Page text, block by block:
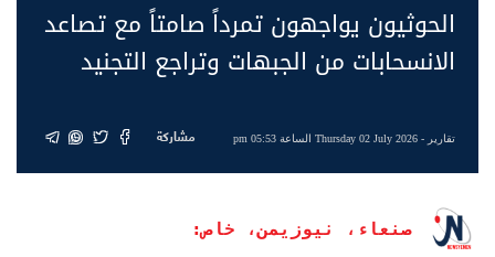
الحوثيون يواجهون تمرداً صامتاً مع تصاعد
الانسحابات من الجبهات وتراجع التجنيد
تقارير - Thursday 02 July 2026 الساعة 05:53 pm مشاركة
صنعاء، نيوزيمن، خاص: